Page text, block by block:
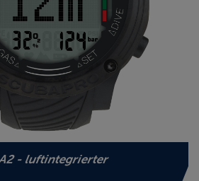
- luftintegrierter